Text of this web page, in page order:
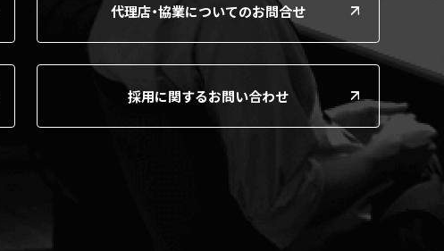
代理店・協業についてのお問合せ
採用に関するお問い合わせ